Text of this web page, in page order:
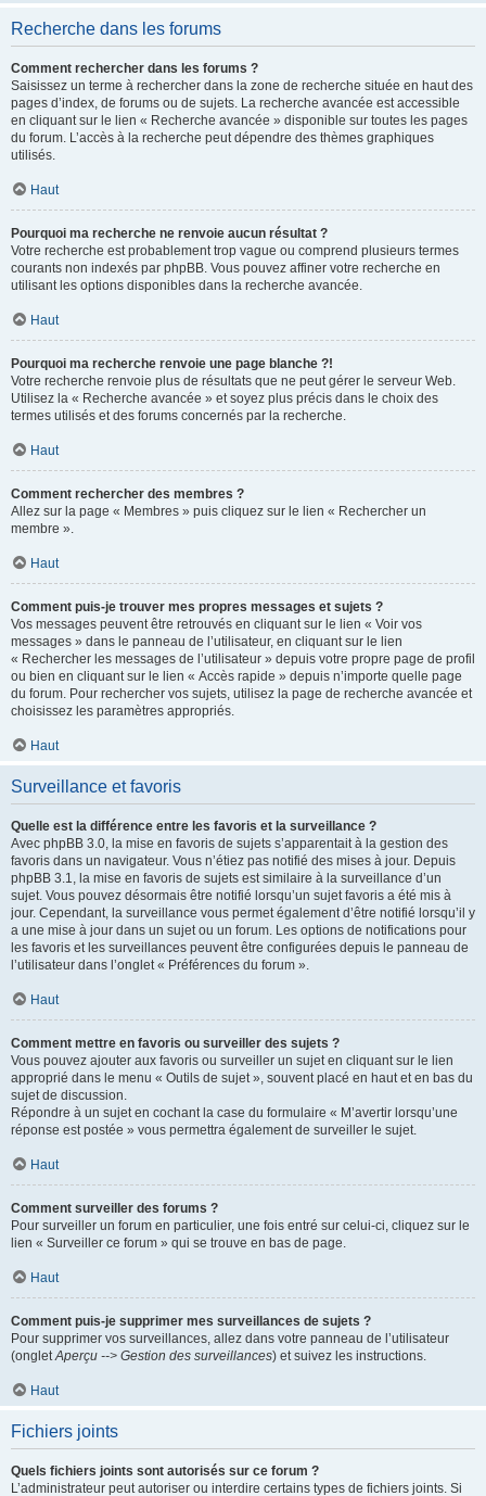
Recherche dans les forums
Comment rechercher dans les forums ?
Saisissez un terme à rechercher dans la zone de recherche située en haut des
pages d’index, de forums ou de sujets. La recherche avancée est accessible
en cliquant sur le lien « Recherche avancée » disponible sur toutes les pages
du forum. L’accès à la recherche peut dépendre des thèmes graphiques
utilisés.
Haut
Pourquoi ma recherche ne renvoie aucun résultat ?
Votre recherche est probablement trop vague ou comprend plusieurs termes
courants non indexés par phpBB. Vous pouvez affiner votre recherche en
utilisant les options disponibles dans la recherche avancée.
Haut
Pourquoi ma recherche renvoie une page blanche ?!
Votre recherche renvoie plus de résultats que ne peut gérer le serveur Web.
Utilisez la « Recherche avancée » et soyez plus précis dans le choix des
termes utilisés et des forums concernés par la recherche.
Haut
Comment rechercher des membres ?
Allez sur la page « Membres » puis cliquez sur le lien « Rechercher un
membre ».
Haut
Comment puis-je trouver mes propres messages et sujets ?
Vos messages peuvent être retrouvés en cliquant sur le lien « Voir vos
messages » dans le panneau de l’utilisateur, en cliquant sur le lien
« Rechercher les messages de l’utilisateur » depuis votre propre page de profil
ou bien en cliquant sur le lien « Accès rapide » depuis n’importe quelle page
du forum. Pour rechercher vos sujets, utilisez la page de recherche avancée et
choisissez les paramètres appropriés.
Haut
Surveillance et favoris
Quelle est la différence entre les favoris et la surveillance ?
Avec phpBB 3.0, la mise en favoris de sujets s’apparentait à la gestion des
favoris dans un navigateur. Vous n’étiez pas notifié des mises à jour. Depuis
phpBB 3.1, la mise en favoris de sujets est similaire à la surveillance d’un
sujet. Vous pouvez désormais être notifié lorsqu’un sujet favoris a été mis à
jour. Cependant, la surveillance vous permet également d’être notifié lorsqu’il y
a une mise à jour dans un sujet ou un forum. Les options de notifications pour
les favoris et les surveillances peuvent être configurées depuis le panneau de
l’utilisateur dans l’onglet « Préférences du forum ».
Haut
Comment mettre en favoris ou surveiller des sujets ?
Vous pouvez ajouter aux favoris ou surveiller un sujet en cliquant sur le lien
approprié dans le menu « Outils de sujet », souvent placé en haut et en bas du
sujet de discussion.
Répondre à un sujet en cochant la case du formulaire « M’avertir lorsqu’une
réponse est postée » vous permettra également de surveiller le sujet.
Haut
Comment surveiller des forums ?
Pour surveiller un forum en particulier, une fois entré sur celui-ci, cliquez sur le
lien « Surveiller ce forum » qui se trouve en bas de page.
Haut
Comment puis-je supprimer mes surveillances de sujets ?
Pour supprimer vos surveillances, allez dans votre panneau de l’utilisateur
(ongletAperçu --> Gestion des surveillances) et suivez les instructions.
Haut
Fichiers joints
Quels fichiers joints sont autorisés sur ce forum ?
L’administrateur peut autoriser ou interdire certains types de fichiers joints. Si